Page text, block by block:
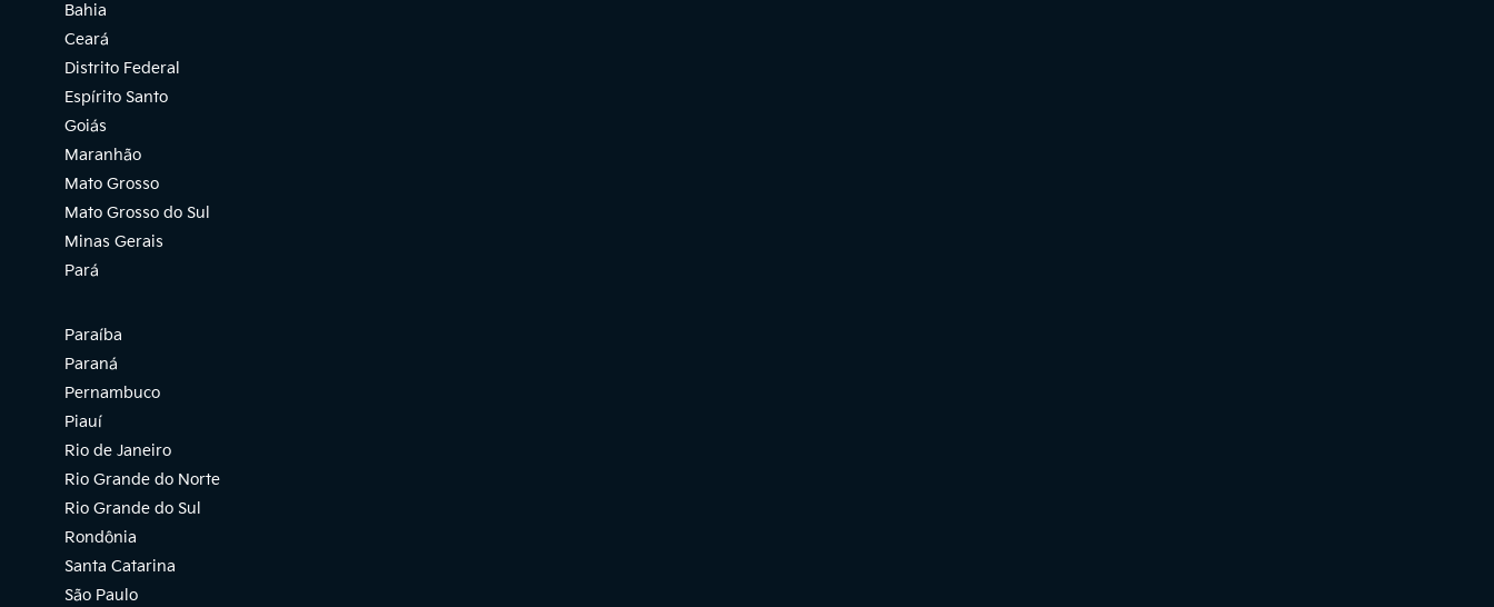
Bahia
Ceará
Distrito Federal
Espírito Santo
Goiás
Maranhão
Mato Grosso
Mato Grosso do Sul
Minas Gerais
Pará
Paraíba
Paraná
Pernambuco
Piauí
Rio de Janeiro
Rio Grande do Norte
Rio Grande do Sul
Rondônia
Santa Catarina
São Paulo